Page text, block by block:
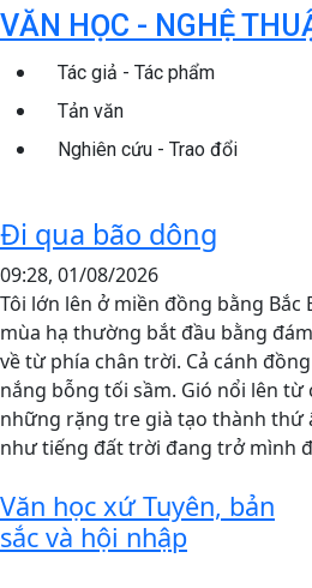
VĂN HỌC - NGHỆ
Tác giả - Tác phẩm
Tản văn
Nghiên cứu - Trao đổi
Đi qua bão dông
09:28, 01/08/2026
Tôi lớn lên ở miền đồng bằng
mùa hạ thường bắt đầu bằng
về từ phía chân trời. Cả cánh
nắng bỗng tối sầm. Gió nổi lên từ
những rặng tre già tạo thành thứ
như tiếng đất trời đang trở mình
Văn học xứ Tuyên, bản
sắc và hội nhập